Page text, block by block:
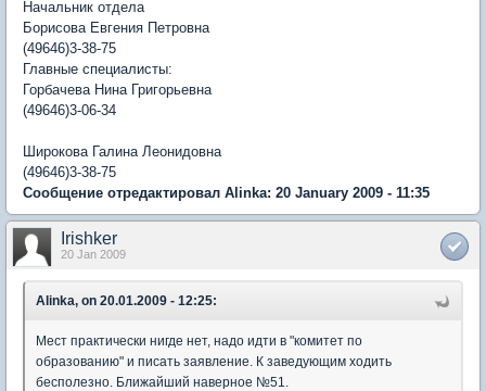
Начальник отдела
Борисова Евгения Петровна
(49646)3-38-75
Главные специалисты:
Горбачева Нина Григорьевна
(49646)3-06-34
Широкова Галина Леонидовна
(49646)3-38-75
Сообщение отредактировал Alinka: 20 January 2009 - 11:35
Irishker
20 Jan 2009
Alinka, on 20.01.2009 - 12:25:
Мест практически нигде нет, надо идти в "комитет по
образованию" и писать заявление. К заведующим ходить
бесполезно. Ближайший наверное №51.